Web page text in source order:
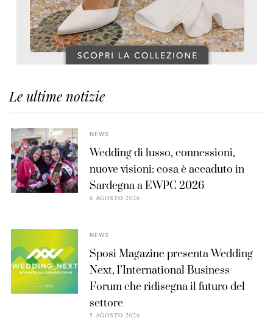
Le ultime notizie
NEWS
Wedding di lusso, connessioni,
nuove visioni: cosa è accaduto in
Sardegna a EWPC 2026
6 AGOSTO 2026
NEWS
Sposi Magazine presenta Wedding
Next, l’International Business
Forum che ridisegna il futuro del
settore
5 AGOSTO 2026